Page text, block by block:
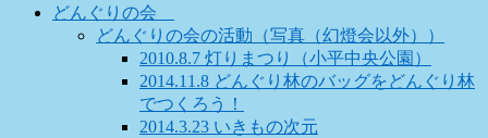
どんぐりの会
どんぐりの会の活動（写真（幻燈会以外））
2010.8.7 灯りまつり（小平中央公園）
2014.11.8 どんぐり林のバッグをどんぐり林
でつくろう！
2014.3.23 いきもの次元